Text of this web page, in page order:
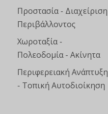
Προστασία - Διαχείριση
Περιβάλλοντος
Χωροταξία -
Πολεοδομία - Ακίνητα
Περιφερειακή Ανάπτυξη
- Τοπική Αυτοδιοίκηση